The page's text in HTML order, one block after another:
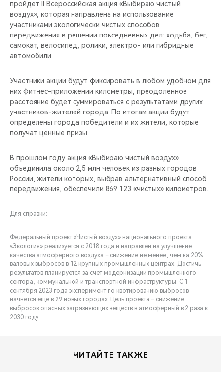
пройдет II Всероссийская акция «Выбираю чистый
воздух», которая направлена на использование
участниками экологически чистых способов
передвижения в решении повседневных дел: ходьба, бег,
самокат, велосипед, ролики, электро- или гибридные
автомобили.
Участники акции будут фиксировать в любом удобном для
них фитнес-приложении километры, преодоленное
расстояние будет суммироваться с результатами других
участников-жителей города. По итогам акции будут
определены города победители и их жители, которые
получат ценные призы.
В прошлом году акция «Выбираю чистый воздух»
объединила около 2,5 млн человек из разных городов
России, жители которых, выбрав альтернативный способ
передвижения, обеспечили 869 123 «чистых» километров.
Для справки:
Федеральный проект «Чистый воздух» национального проекта
«Экология» реализуется с 2018 года и направлен на улучшение
качества атмосферного воздуха – снижение не менее, чем на 20%
валовых выбросов в 12 крупных промышленных центрах. Достичь
результатов планируется за счёт модернизации промышленного
сектора, коммунальной и транспортной инфраструктуры. С 1
сентября 2023 года эксперимент по квотированию выбросов
начнется еще в 29 новых городах. Цель проекта – снижение
выбросов опасных загрязняющих веществ в атмосферный в 2 раза к
2030 году.
ЧИТАЙТЕ ТАКЖЕ